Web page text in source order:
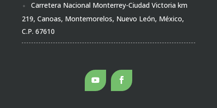
Carretera Nacional Monterrey-Ciudad Victoria km
219, Canoas, Montemorelos, Nuevo León, México,
C.P. 67610